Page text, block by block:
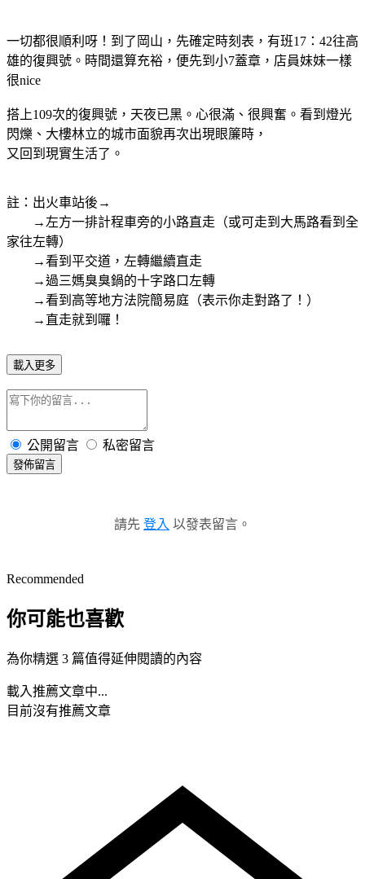
一切都很順利呀！到了岡山，先確定時刻表，有班17：42往高
雄的復興號。時間還算充裕，便先到小7蓋章，店員妹妹一樣
很nice
搭上109次的復興號，天夜已黑。心很滿、很興奮。看到燈光
閃爍、大樓林立的城市面貌再次出現眼簾時，
又回到現實生活了。
註：出火車站後→
→左方一排計程車旁的小路直走（或可走到大馬路看到全
家往左轉）
→看到平交道，左轉繼續直走
→過三媽臭臭鍋的十字路口左轉
→看到高等地方法院簡易庭（表示你走對路了！）
→直走就到囉！
載入更多
公開留言 私密留言
發佈留言
請先 登入 以發表留言。
Recommended
你可能也喜歡
為你精選 3 篇值得延伸閱讀的內容
載入推薦文章中...
目前沒有推薦文章